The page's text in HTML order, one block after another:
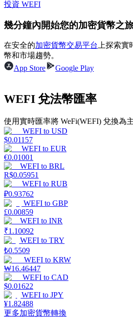
理財
增值寶
使您的資產穩定增值
機槍池
一鍵質押鎖定高收益
投資 WEFI
幾分鐘內開始您的加密貨幣之
在安全的加密貨幣交易平台上探索實
幣和市場趨勢。
App Store
Google Play
WEFI 兌法幣匯率
使用實時匯率將 WeFi(WEFI) 兌換為
WEFI to USD
$0.01157
WEFI to EUR
€0.01001
WEFI to BRL
R$0.05951
WEFI to RUB
₽0.93762
WEFI to GBP
£0.00859
WEFI to INR
₹1.10092
WEFI to TRY
₺0.5509
WEFI to KRW
₩16.46447
WEFI to CAD
$0.01622
WEFI to JPY
¥1.82488
更多加密貨幣轉換